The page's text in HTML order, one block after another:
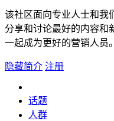
该社区面向专业人士和我
分享和讨论最好的内容和
一起成为更好的营销人员。
隐藏简介 注册
话题
人群